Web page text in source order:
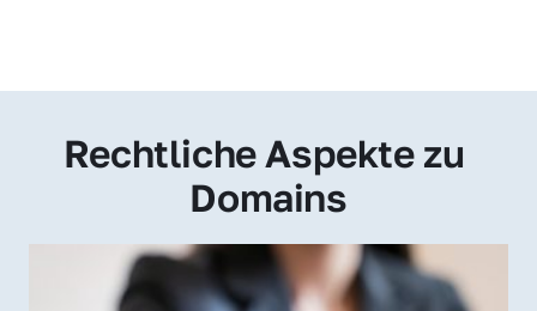
Rechtliche Aspekte zu
Domains